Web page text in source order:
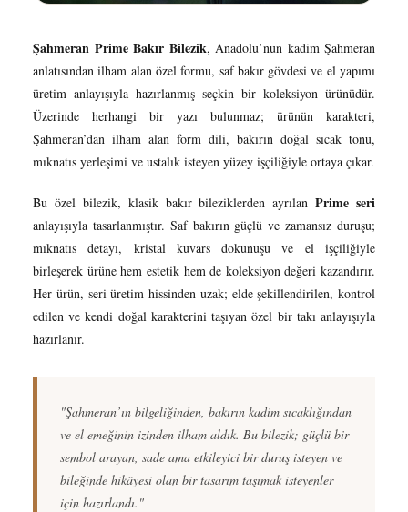
Şahmeran Prime Bakır Bilezik, Anadolu’nun kadim Şahmeran
anlatısından ilham alan özel formu, saf bakır gövdesi ve el yapımı
üretim anlayışıyla hazırlanmış seçkin bir koleksiyon ürünüdür.
Üzerinde herhangi bir yazı bulunmaz; ürünün karakteri,
Şahmeran’dan ilham alan form dili, bakırın doğal sıcak tonu,
mıknatıs yerleşimi ve ustalık isteyen yüzey işçiliğiyle ortaya çıkar.
Bu özel bilezik, klasik bakır bileziklerden ayrılanPrime seri
anlayışıyla tasarlanmıştır. Saf bakırın güçlü ve zamansız duruşu;
mıknatıs detayı, kristal kuvars dokunuşu ve el işçiliğiyle
birleşerek ürüne hem estetik hem de koleksiyon değeri kazandırır.
Her ürün, seri üretim hissinden uzak; elde şekillendirilen, kontrol
edilen ve kendi doğal karakterini taşıyan özel bir takı anlayışıyla
hazırlanır.
"Şahmeran’ın bilgeliğinden, bakırın kadim sıcaklığından
ve el emeğinin izinden ilham aldık. Bu bilezik; güçlü bir
sembol arayan, sade ama etkileyici bir duruş isteyen ve
bileğinde hikâyesi olan bir tasarım taşımak isteyenler
için hazırlandı."